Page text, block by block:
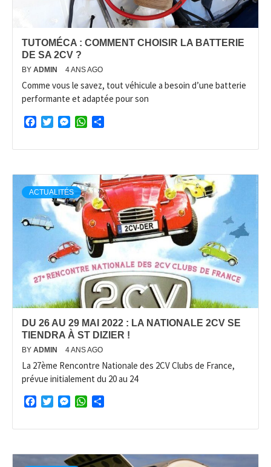
TUTOMÉCA : COMMENT CHOISIR LA BATTERIE
DE SA 2CV ?
BY ADMIN 4 ANS AGO
Comme vous le savez, tout véhicule a besoin d’une batterie
performante et adaptée pour son
FacebookTwitterMessengerWhatsApp
ACTUALITÉS
DU 26 AU 29 MAI 2022 : LA NATIONALE 2CV SE
TIENDRA À ST DIZIER !
BY ADMIN 4 ANS AGO
La 27ème Rencontre Nationale des 2CV Clubs de France,
prévue initialement du 20 au 24
FacebookTwitterMessengerWhatsApp